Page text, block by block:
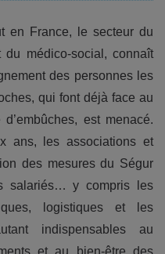
en France, le secteur du
médico-social, connaît
des personnes les
qui font déjà face au
est menacé.
ans, les associations et
des mesures du Ségur
salariés… y compris les
logistiques et les
indispensables au
et au bien-être des